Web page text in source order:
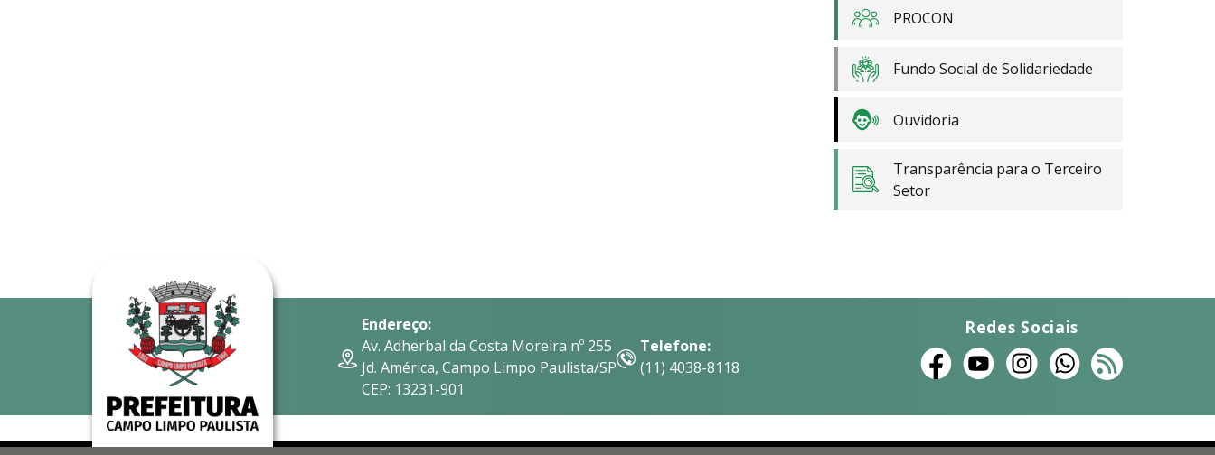
PROCON
Fundo Social de Solidariedade
Ouvidoria
Transparência para o Terceiro
Setor
Endereço:
Av. Adherbal da Costa Moreira nº 255
Jd. América, Campo Limpo Paulista/SP
CEP: 13231-901
Telefone:
(11) 4038-8118
Redes Sociais